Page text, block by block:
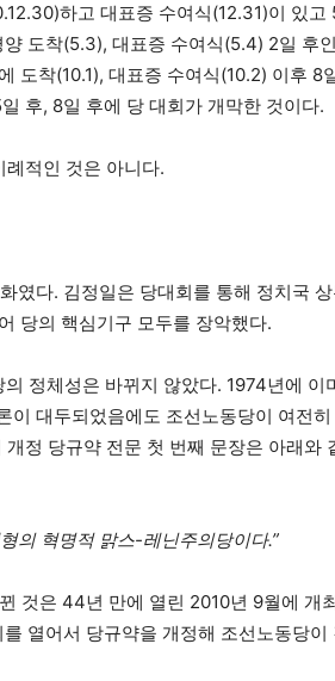
하고 대표증 수여식(12.31)이 있고
도착(5.3), 대표증 수여식(5.4) 2일 후
도착(10.1), 대표증 수여식(10.2) 이후 8
후, 8일 후에 당 대회가 개막한 것이다.
적인 것은 아니다.
였다. 김정일은 당대회를 통해 정치국
당의 핵심기구 모두를 장악했다.
정체성은 바뀌지 않았다. 1974년에 이
이 대두되었음에도 조선노동당이 여전히
정 당규약 전문 첫 번째 문장은 아래와
의 혁명적 맑스-레닌주의당이다.”
것은 44년 만에 열린 2010년 9월에 개
열어서 당규약을 개정해 조선노동당이